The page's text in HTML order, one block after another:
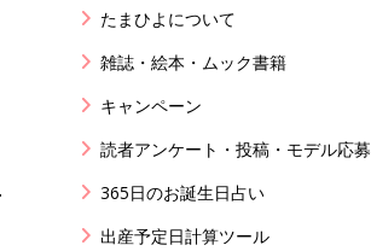
たまひよについて
雑誌・絵本・ムック書籍
キャンペーン
読者アンケート・投稿・モデル応募
365日のお誕生日占い
出産予定日計算ツール